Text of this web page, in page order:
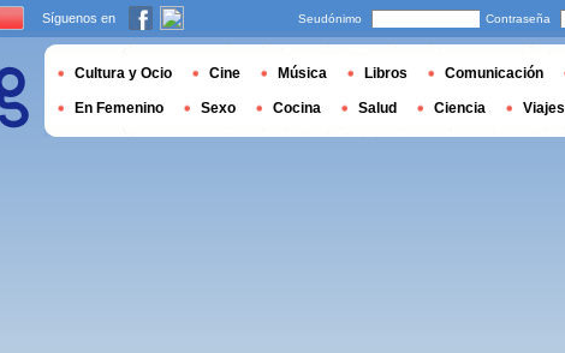
Síguenos en Seudónimo Contraseña
Cultura y Ocio Cine Música Libros Comunicación
En Femenino Sexo Cocina Salud Ciencia Viajes